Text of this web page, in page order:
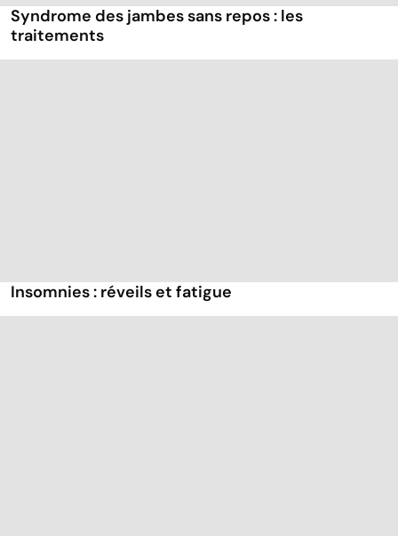
Syndrome des jambes sans repos : les
traitements
Insomnies : réveils et fatigue